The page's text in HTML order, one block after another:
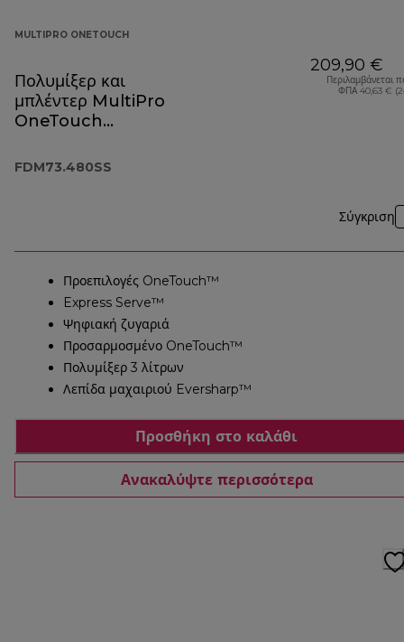
MULTIPRO ONETOUCH
Πολυμίξερ και
μπλέντερ MultiPro
OneTouch
FDM73.480SS
209,90 €
Περιλαμβάνεται
ΦΠΑ 40,63 €
Σύγκριση
Προεπιλογές OneTouch™
Express Serve™
Ψηφιακή ζυγαριά
Προσαρμοσμένο OneTouch™
Πολυμίξερ 3 λίτρων
Λεπίδα μαχαιριού Eversharp™
Προσθήκη στο καλάθι
Ανακαλύψτε περισσότερα